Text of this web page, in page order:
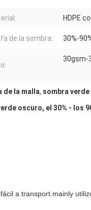
HDPE
de la sombra: 30%-
30gsm-
de la malla, sombra
oscuro, el 30% - los
a transport.mainly